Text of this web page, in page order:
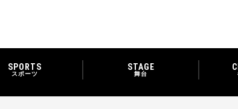
SPORTS
スポーツ
STAGE
舞台